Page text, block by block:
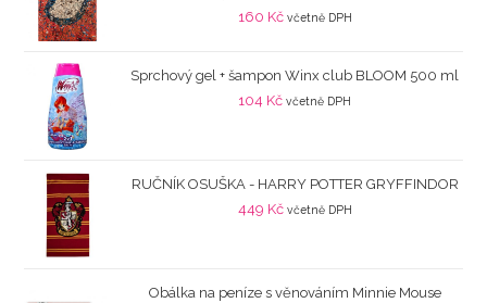
160 Kč včetně DPH
Sprchový gel + šampon Winx club BLOOM 500 ml
104 Kč včetně DPH
RUČNÍK OSUŠKA - HARRY POTTER GRYFFINDOR
449 Kč včetně DPH
Obálka na peníze s věnováním Minnie Mouse